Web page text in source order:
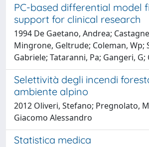
PC-based differential model
support for clinical research
1994 De Gaetano, Andrea;
Mingrone, Geltrude; Coleman, Wp;
Gabriele; Tataranni, Pa; Gangeri, G;
Selettività degli incendi
ambiente alpino
2012 Oliveri, Stefano; Pregnolato,
Giacomo Alessandro
Statistica medica